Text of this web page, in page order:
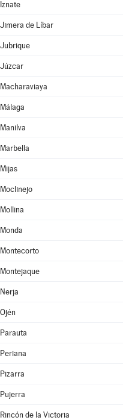
Iznate
Jimera de Líbar
Jubrique
Júzcar
Macharaviaya
Málaga
Manilva
Marbella
Mijas
Moclinejo
Mollina
Monda
Montecorto
Montejaque
Nerja
Ojén
Parauta
Periana
Pizarra
Pujerra
Rincón de la Victoria